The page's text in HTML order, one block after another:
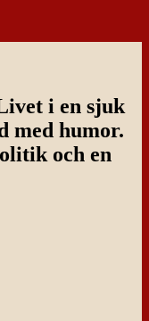
i en sjuk
med humor.
och en